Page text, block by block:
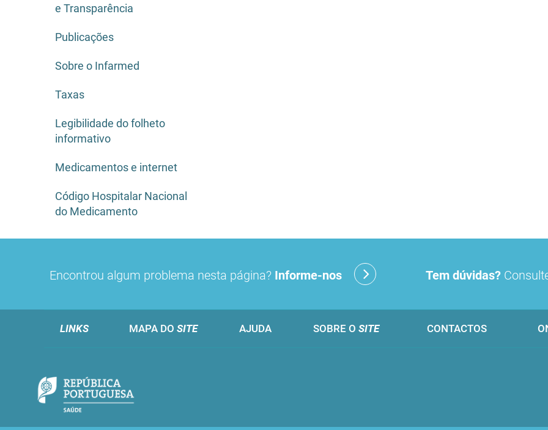
e Transparência
Publicações
Sobre o Infarmed
Taxas
Legibilidade do folheto
informativo
Medicamentos e internet
Código Hospitalar Nacional
do Medicamento
Encontrou algum problema nesta página? Informe-nos Tem dúvidas?
LINKS MAPA DO SITE AJUDA SOBRE O SITE CONTACTOS